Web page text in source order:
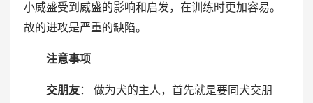
小威盛受到威盛的影响和启发，在训练时更加容易。
故的进攻是严重的缺陷。
注意事项
交朋友： 做为犬的主人，首先就是要同犬交朋